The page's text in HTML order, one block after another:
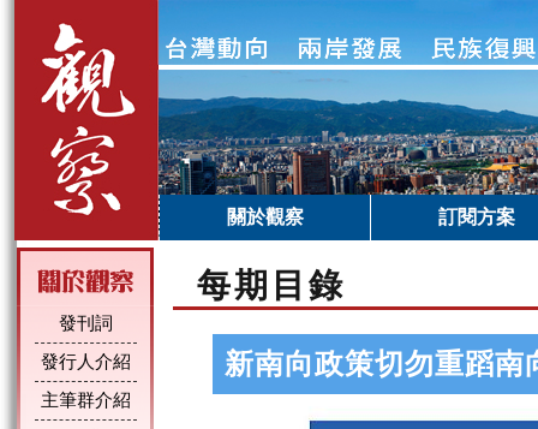
關於觀察 訂閱方案
發刊詞
發行人介紹
主筆群介紹
每期目錄
新南向政策切勿重蹈南